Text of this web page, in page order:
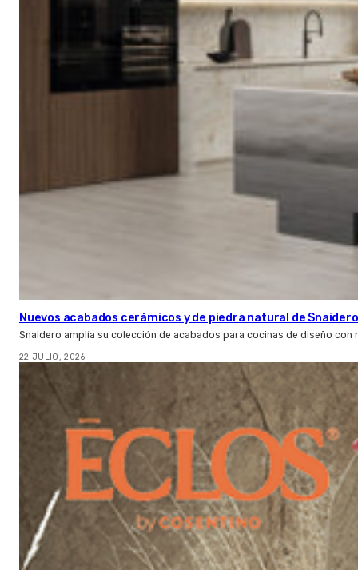
Nuevos acabados cerámicos y de piedra natural de Snaidero
Snaidero amplía su colección de acabados para cocinas de diseño
22 JULIO, 2026